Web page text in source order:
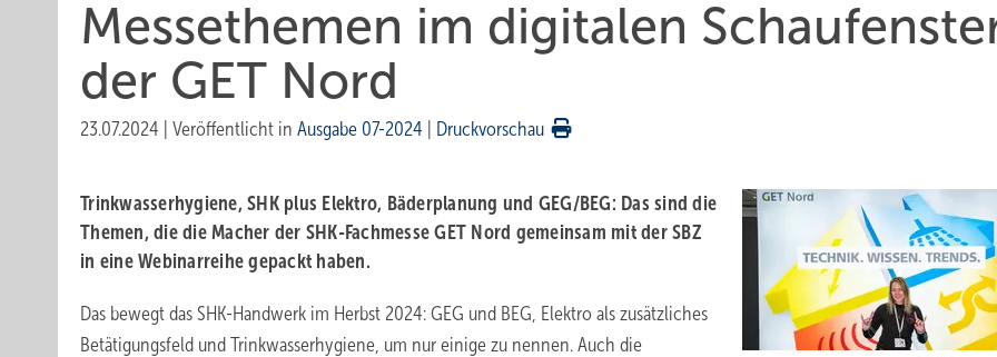
M essethem en im digitalen
der GET Nord
23.07.2024 Veröffentlicht in Ausgabe 07-2024 Druckvorschau
Trinkwasserhygiene, SHK plus Elektro, Bäderplanung und GEG/BEG: Das sind die
Themen, die die Macher der SHK-Fachmesse GET Nord gemeinsam mit der SBZ
in eine Webinarreihe gepackt haben.
Das bewegt das SHK-Handwerk im Herbst 2024: GEG und BEG, Elektro als zusätzliches
Betätigungsfeld und Trinkwasserhygiene, um nur einige zu nennen. Auch die